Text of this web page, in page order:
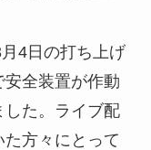
4日の打ち上げ
全装置が作動
した。ライブ配
方々にとって